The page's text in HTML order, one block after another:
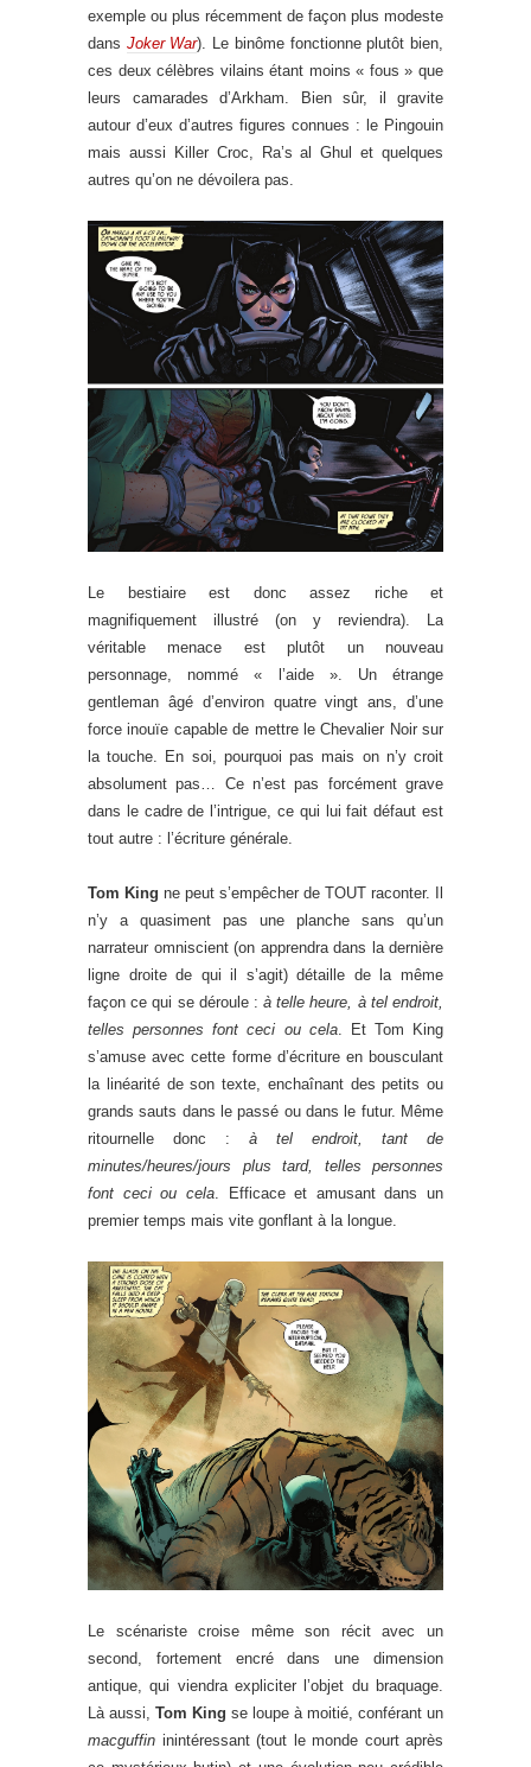
exemple ou plus récemment de façon plus modeste
dans Joker War). Le binôme fonctionne plutôt bien,
ces deux célèbres vilains étant moins « fous » que
leurs camarades d’Arkham. Bien sûr, il gravite
autour d’eux d’autres figures connues : le Pingouin
mais aussi Killer Croc, Ra’s al Ghul et quelques
autres qu’on ne dévoilera pas.
Le bestiaire est donc assez riche et
magnifiquement illustré (on y reviendra). La
véritable menace est plutôt un nouveau
personnage, nommé « l’aide ». Un étrange
gentleman âgé d’environ quatre vingt ans, d’une
force inouïe capable de mettre le Chevalier Noir sur
la touche. En soi, pourquoi pas mais on n’y croit
absolument pas… Ce n’est pas forcément grave
dans le cadre de l’intrigue, ce qui lui fait défaut est
tout autre : l’écriture générale.
Tom King ne peut s’empêcher de TOUT raconter. Il
n’y a quasiment pas une planche sans qu’un
narrateur omniscient (on apprendra dans la dernière
ligne droite de qui il s’agit) détaille de la même
façon ce qui se déroule :à telle heure, à tel endroit,
telles personnes font ceci ou cela. Et Tom King
s’amuse avec cette forme d’écriture en bousculant
la linéarité de son texte, enchaînant des petits ou
grands sauts dans le passé ou dans le futur. Même
ritournelle donc : à tel endroit, tant de
minutes/heures/jours plus tard, telles personnes
font ceci ou cela. Efficace et amusant dans un
premier temps mais vite gonflant à la longue.
Le scénariste croise même son récit avec un
second, fortement encré dans une dimension
antique, qui viendra expliciter l’objet du braquage.
Là aussi, Tom King se loupe à moitié, conférant un
macguffin inintéressant (tout le monde court après